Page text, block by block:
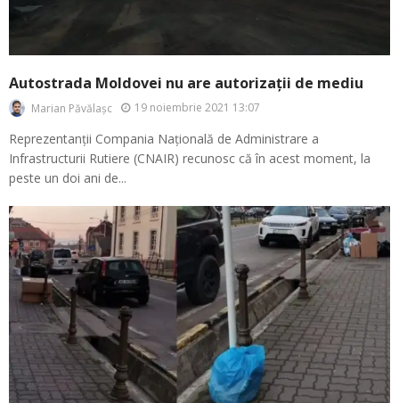
Autostrada Moldovei nu are autorizații de mediu
Marian Păvălașc 19 noiembrie 2021 13:07
Reprezentanții Compania Națională de Administrare a
Infrastructurii Rutiere (CNAIR) recunosc că în acest moment, la
peste un doi ani de...